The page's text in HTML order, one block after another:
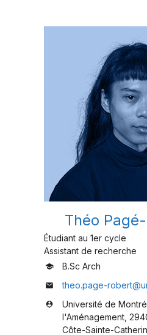
Théo
Étudiant au 1er cycle
Assistant de recherche
school B.Sc Arch
mail theo.page-
person_pin
Université de
l'Aménagement,
Côte-Sainte-